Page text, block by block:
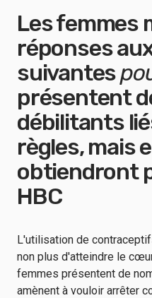
Les femmes
réponses
suivantes
présentent
débilitants
règles, mais
obtiendront
HBC
L'utilisation de
non plus d'atteindre le
femmes présentent de
amènent à vouloir arrêter